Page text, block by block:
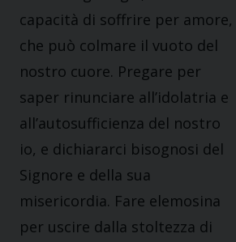
capacità di soffrire per amore,
che può colmare il vuoto del
nostro cuore. Pregare per
saper rinunciare all’idolatria e
all’autosufficienza del nostro
io, e dichiararci bisognosi del
Signore e della sua
misericordia. Fare elemosina
per uscire dalla stoltezza di